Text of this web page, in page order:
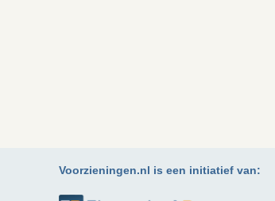
Voorzieningen.nl is een initiatief van: